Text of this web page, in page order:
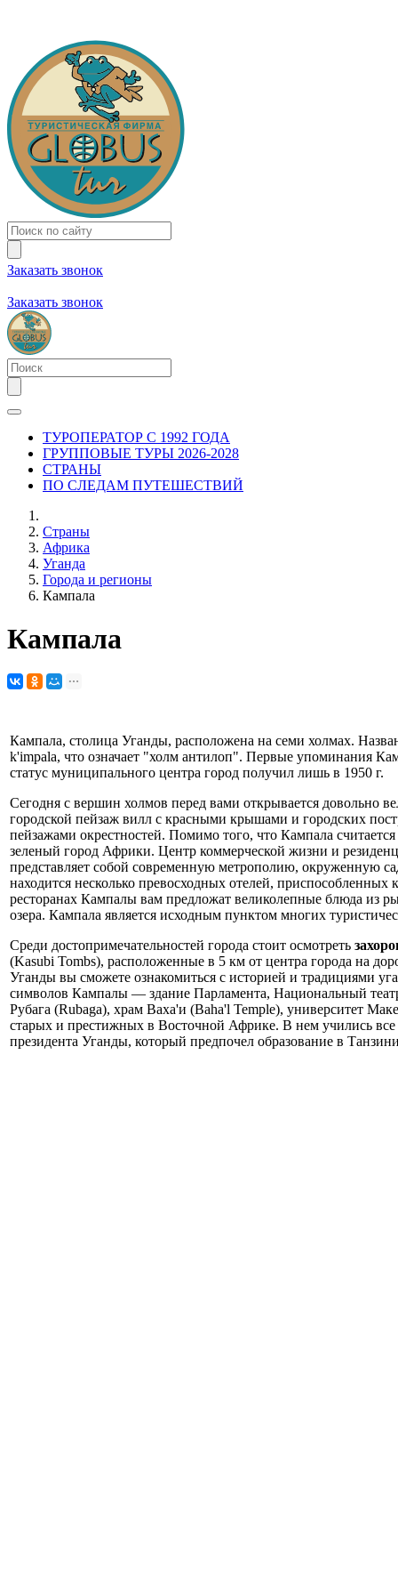
Заказать звонок
Заказать звонок
ТУРОПЕРАТОР С 1992 ГОДА
ГРУППОВЫЕ ТУРЫ 2026-2028
СТРАНЫ
ПО СЛЕДАМ ПУТЕШЕСТВИЙ
Страны
Африка
Уганда
Города и регионы
Кампала
Кампала
Кампала, столица Уганды, расположена на семи холмах.
k'impala, что означает "холм антилоп". Первые упоминания
статус муниципального центра город получил лишь в 1950 г.
Сегодня с вершин холмов перед вами открывается довольно
городской пейзаж вилл с красными крышами и городских
пейзажами окрестностей. Помимо того, что Кампала
зеленый город Африки. Центр коммерческой жизни и
представляет собой современную метрополию, окруженную
находится несколько превосходных отелей, приспособленных
ресторанах Кампалы вам предложат великолепные блюда из
озера. Кампала является исходным пунктом многих
Среди достопримечательностей города стоит осмотреть
(Kasubi Tombs), расположенные в 5 км от центра города на
Уганды вы сможете ознакомиться с историей и традициями
символов Кампалы — здание Парламента, Национальный
Рубага (Rubaga), храм Ваха'и (Baha'l Temple), университет
старых и престижных в Восточной Африке. В нем учились
президента Уганды, который предпочел образование в